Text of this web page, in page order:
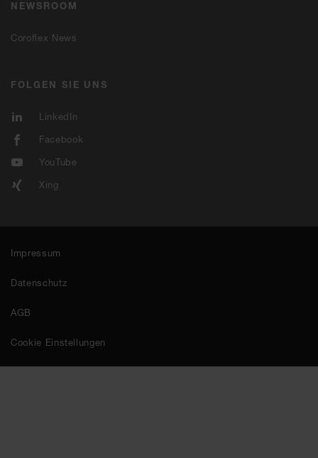
NEWSROOM
Coroflex News
FOLGEN SIE UNS
LinkedIn
Facebook
YouTube
Xing
Impressum
Datenschutz
AGB
Cookie Einstellungen